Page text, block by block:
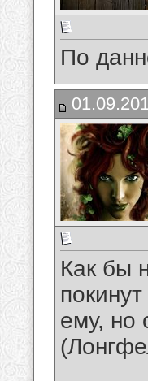
По
Как бы
ему, но